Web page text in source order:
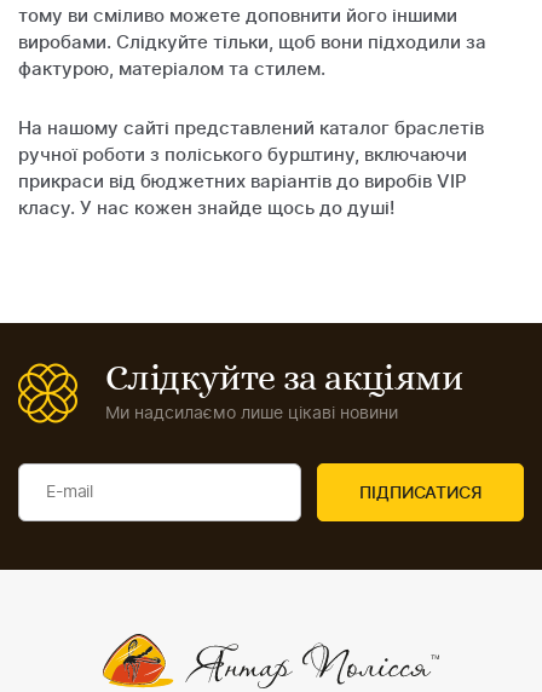
тому ви сміливо можете доповнити його іншими
виробами. Слідкуйте тільки, щоб вони підходили за
фактурою, матеріалом та стилем.
На нашому сайті представлений каталог браслетів
ручної роботи з поліського бурштину, включаючи
прикраси від бюджетних варіантів до виробів VIP
класу. У нас кожен знайде щось до душі!
Слідкуйте за акціями
Ми надсилаємо лише цікаві новини